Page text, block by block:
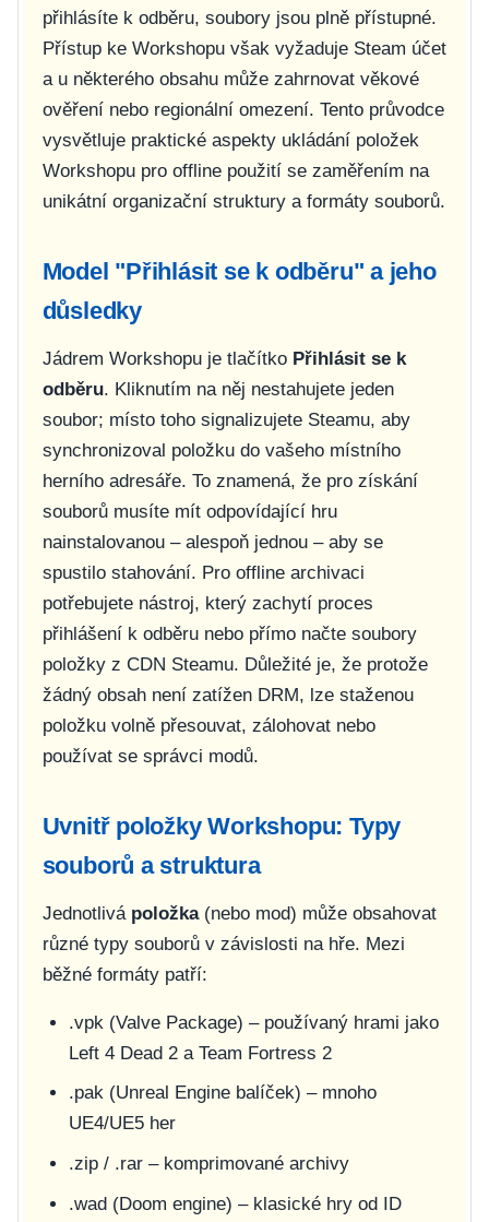
přihlásíte k odběru, soubory jsou plně přístupné.
Přístup ke Workshopu však vyžaduje Steam účet
a u některého obsahu může zahrnovat věkové
ověření nebo regionální omezení. Tento průvodce
vysvětluje praktické aspekty ukládání položek
Workshopu pro offline použití se zaměřením na
unikátní organizační struktury a formáty souborů.
Model "Přihlásit se k odběru" a jeho
důsledky
Jádrem Workshopu je tlačítko Přihlásit se k
odběru. Kliknutím na něj nestahujete jeden
soubor; místo toho signalizujete Steamu, aby
synchronizoval položku do vašeho místního
herního adresáře. To znamená, že pro získání
souborů musíte mít odpovídající hru
nainstalovanou – alespoň jednou – aby se
spustilo stahování. Pro offline archivaci
potřebujete nástroj, který zachytí proces
přihlášení k odběru nebo přímo načte soubory
položky z CDN Steamu. Důležité je, že protože
žádný obsah není zatížen DRM, lze staženou
položku volně přesouvat, zálohovat nebo
používat se správci modů.
Uvnitř položky Workshopu: Typy
souborů a struktura
Jednotlivá položka(nebo mod) může obsahovat
různé typy souborů v závislosti na hře. Mezi
běžné formáty patří:
.vpk (Valve Package) – používaný hrami jako
Left 4 Dead 2 a Team Fortress 2
.pak(Unreal Engine balíček) – mnoho
UE4/UE5 her
.zip/ .rar– komprimované archivy
.wad(Doom engine) – klasické hry od ID